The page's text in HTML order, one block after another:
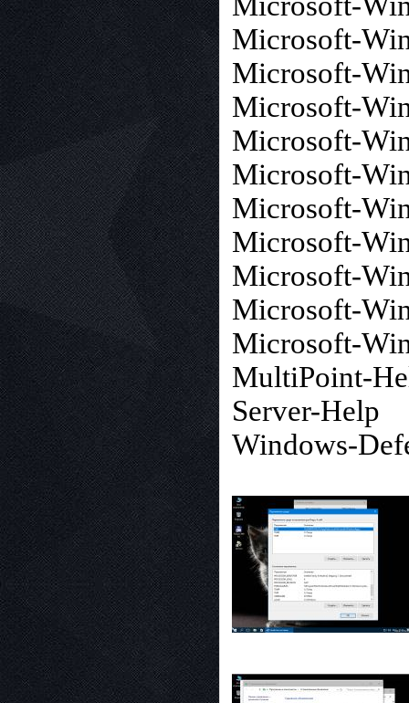
Microsoft-
Microsoft-
Microsoft-
Microsoft-
Microsoft-
Microsoft-
Microsoft-
Microsoft-
Microsoft-
Microsoft-
MultiPoint-
Server-Help
Windows-